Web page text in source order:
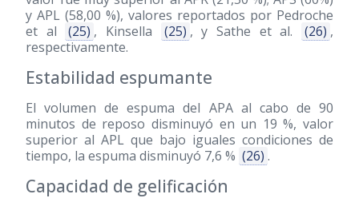
y APL (58,00 %), valores reportados por Pedroche
et al
(25) , Kinsella (25) , y Sathe et al. (26) ,
respectivamente.
Estabilidad espumante
El volumen de espuma del APA al cabo de 90
minutos de reposo disminuyó en un 19 %, valor
superior al APL que bajo iguales condiciones de
tiempo, la espuma disminuyó 7,6 % (26) .
Capacidad de gelificación